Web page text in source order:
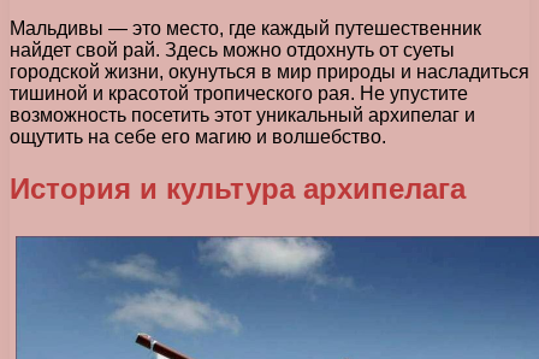
Мальдивы — это место, где каждый путешественник
найдет свой рай. Здесь можно отдохнуть от суеты
городской жизни, окунуться в мир природы и насладиться
тишиной и красотой тропического рая. Не упустите
возможность посетить этот уникальный архипелаг и
ощутить на себе его магию и волшебство.
История и культура архипелага